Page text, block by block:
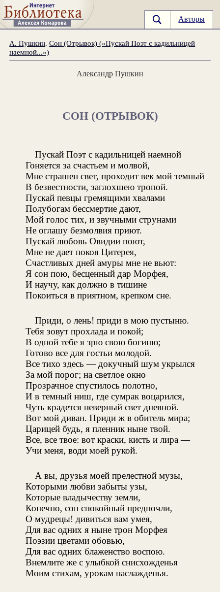
Авторы
А. Пушкин.Сон (Отрывок) («Пускай Поэт с кадильницей
наемной...»)
Александр Пушкин
СОН (ОТРЫВОК)
Пускай Поэт с кадильницей наемной
Гоняется за счастьем и молвой,
Мне страшен свет, проходит век мой темный
В безвестности, заглохшею тропой.
Пускай певцы гремящими хвалами
Полубогам бессмертие дают,
Мой голос тих, и звучными струнами
Не оглашу безмолвия приют.
Пускай любовь Овидии поют,
Мне не дает покоя Цитерея,
Счастливых дней амуры мне не вьют:
Я сон пою, бесценный дар Морфея,
И научу, как должно в тишине
Покоиться в приятном, крепком сне.
Приди, о лень! приди в мою пустыню.
Тебя зовут прохлада и покой;
В одной тебе я зрю свою богиню;
Готово все для гостьи молодой.
Все тихо здесь — докучный шум укрылся
За мой порог; на светлое окно
Прозрачное спустилось полотно,
И в темный ниш, где сумрак воцарился,
Чуть крадется неверный свет дневной.
Вот мой диван. Приди ж в обитель мира;
Царицей будь, я пленник ныне твой.
Все, все твое: вот краски, кисть и лира —
Учи меня, води моей рукой.
А вы, друзья моей прелестной музы,
Которыми любви забыты узы,
Которые владычеству земли,
Конечно, сон спокойный предпочли,
О мудрецы! дивиться вам умея,
Для вас одних я ныне трон Морфея
Поэзии цветами обовью,
Для вас одних блаженство воспою.
Внемлите же с улыбкой снисхожденья
Моим стихам, урокам наслажденья.